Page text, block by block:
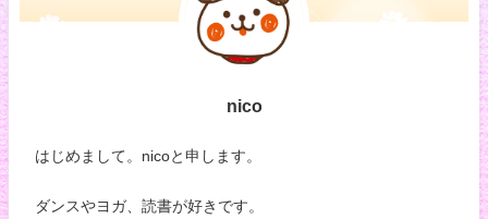
nico
はじめまして。nicoと申します。
ダンスやヨガ、読書が好きです。